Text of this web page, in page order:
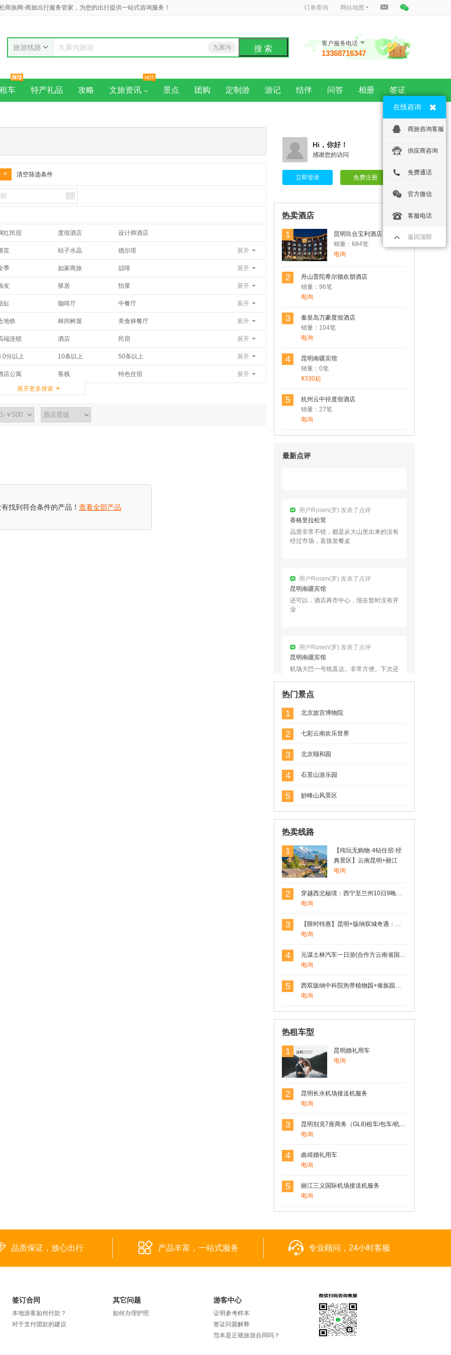
商旅网-商旅出行服务管家，为您的出行提供一站式咨询服务！ 订单查询 网站地图
旅游线路 搜 索
九寨沟
九寨沟旅游
黄龙
客户服务电话
13368716347
车 特产礼品 攻略 文旅资讯 景点 团购 定制游 游记 结伴 问答 相册 签证
清空筛选条件
红民宿 度假酒店 设计师酒店
笙 桔子水晶
德尔塔
豪
维景国际
金熙
缦
温德姆至尊豪廷
豪生
美达
JW万豪
锦江
达嘉华
万达嘉华
香格里拉
航商务
文华东方
君乐
禧
和颐
京伦饭店
拉雅秀
奥克伍德 日航
展开
季 如家商旅
喆啡
繁城品
汉庭优佳
锦江之星品尚
了心
麗枫
千宿
也纳
维也纳国际
蔚徕
必思
宜必思尚品 喆啡
展开
友 驿居
怡莱
林豪泰
华驿快捷
布丁
燕都连锁
华驿精选
7天
酒店
OYO酒店
百时快捷
子空间
金广快捷
锦江之星
酒店
诗柏·云
速8
展开
缸 咖啡厅
中餐厅
酒吧
餐厅
议设施
商务中心
行李寄存
衣服务
允许携带宠物
展开
地铁 林间树屋
美食林餐厅
意spa
老洋房 海滨风光
展开
端连锁 酒店
民宿
展开
分以上 10条以上
50条以上
展开
店公寓 客栈
特色住宿
展开
展开更多搜索
找到符合条件的产品！ 查看全部产品
Hi，你好！
感谢您的访问
立即登录 免费注册
热卖酒店
1
昆明玖合宝利酒店
销量：684笔
电询
2
舟山普陀希尔顿欢朋酒店
销量：96笔
电询
3
秦皇岛万豪度假酒店
销量：104笔
电询
4
昆明南疆宾馆
销量：0笔
¥330起
5
杭州云中径度假酒店
销量：27笔
电询
最新点评
用户Rosen 发表了点评
昆明南疆宾馆
性价比非常不错的一家酒店，在市中心，
用户17806*** 发表了点评
【纯玩无购物·4钻住宿·经典景区】云南
昆明+丽江+大理+洱海+玉龙雪山4日3晚
精品跟团游
线路规划的可以，景点风景也不错。
用户Rosen(罗) 发表了点评
姚安莲藕-楚雄特产
经过市场，直接发餐桌
业
住
昆明南疆宾馆
性价比非常不错的一家酒店，在市中心，
临近翠湖。
用户17806*** 发表了点评
昆明+丽江+大理+洱海+玉龙雪山4日3晚
精品跟团游
线路规划的可以，景点风景也不错。
姚安莲藕-楚雄特产
姚安莲藕非常不错，值得拥有
用户Rosen(罗) 发表了点评
香格里拉松茸
经过市场，直接发餐桌
热门景点
1 北京故宫博物院
2 七彩云南欢乐世界
3 北京颐和园
4 石景山游乐园
5 妙峰山风景区
热卖线路
1
【纯玩无购物·4钻住宿·经
典景区】云南昆明+丽江
+大理+洱海+玉龙雪山4日3
电询
2
穿越西北秘境：西宁至兰州10日9晚深度游，青海湖、德令哈、敦煌、嘉峪关、张掖一网打尽
电询
3
【限时特惠】昆明+版纳双城奇遇：野象谷探险+原始森林徒步，4日3晚跟团游，尊享舒适住宿！
电询
4
元谋土林汽车一日游{合作方云南省国旅}
电询
5
西双版纳中科院热带植物园+傣族园一日游
电询
热租车型
1
昆明婚礼用车
电询
2
昆明长水机场接送机服务
电询
3
昆明别克7座商务（GL8)租车/包车/机场车站接送
电询
4
曲靖婚礼用车
电询
5
丽江三义国际机场接送机服务
电询
品质保证，放心出行 产品丰富，一站式服务 专业顾问，24小时客服
签订合同
本地游客如何付款？
对于支付团款的建议
其它问题
如何办理护照
游客中心
证明参考样本
签证问题解释
范本是正规旅游合同吗？
在线咨询
商旅咨询客服
供应商咨询
免费通话
官方微信
客服电话
返回顶部